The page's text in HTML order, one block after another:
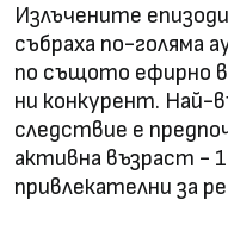
Излъчените
събраха по-голяма
по същото ефирно
ни конкурент. Най-
следствие е
активна възраст -
привлекателни за